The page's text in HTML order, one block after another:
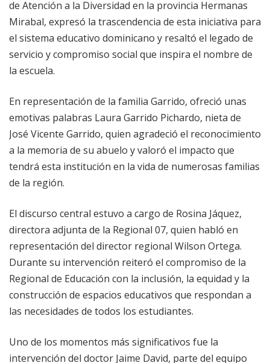
de Atención a la Diversidad en la provincia Hermanas
Mirabal, expresó la trascendencia de esta iniciativa para
el sistema educativo dominicano y resaltó el legado de
servicio y compromiso social que inspira el nombre de
la escuela.
En representación de la familia Garrido, ofreció unas
emotivas palabras Laura Garrido Pichardo, nieta de
José Vicente Garrido, quien agradeció el reconocimiento
a la memoria de su abuelo y valoró el impacto que
tendrá esta institución en la vida de numerosas familias
de la región.
El discurso central estuvo a cargo de Rosina Jáquez,
directora adjunta de la Regional 07, quien habló en
representación del director regional Wilson Ortega.
Durante su intervención reiteró el compromiso de la
Regional de Educación con la inclusión, la equidad y la
construcción de espacios educativos que respondan a
las necesidades de todos los estudiantes.
Uno de los momentos más significativos fue la
intervención del doctor Jaime David, parte del equipo